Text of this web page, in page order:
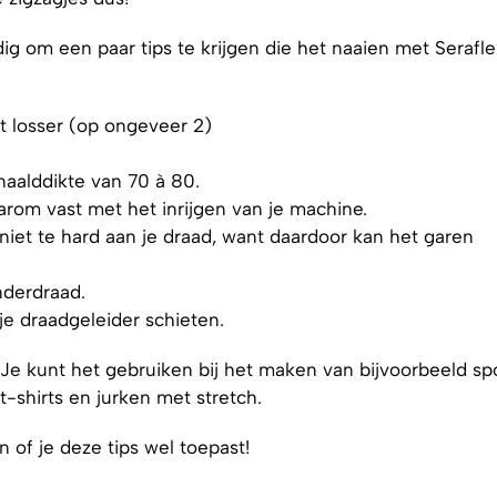
om een paar tips te krijgen die het naaien met
losser (op ongeveer 2)
van 70 à 80.
vast met het inrijgen van je machine.
te hard aan je draad, want daardoor kan het garen
draadgeleider schieten.
kunt het gebruiken bij het maken van bijvoorbeeld
shirts en jurken met stretch.
of je deze tips wel toepast!